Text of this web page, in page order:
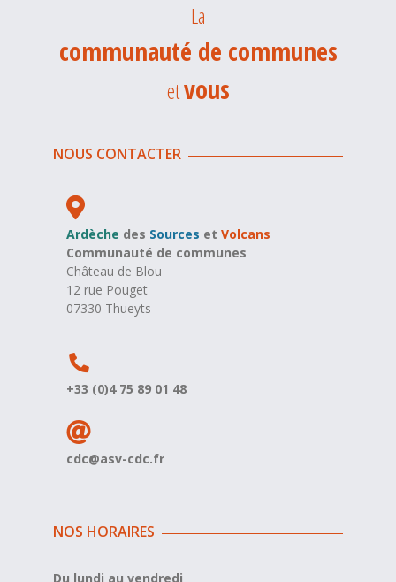
La
communauté de communes
etvous
NOUS CONTACTER
Ardèche des Sources et Volcans
Communauté de communes
Château de Blou
12 rue Pouget
07330 Thueyts
+33 (0)4 75 89 01 48
cdc@asv-cdc.fr
NOS HORAIRES
Du lundi au vendredi